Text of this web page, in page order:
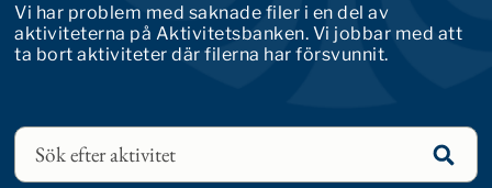
Vi har problem med saknade filer i en del av
aktiviteterna på Aktivitetsbanken. Vi jobbar med att
ta bort aktiviteter där filerna har försvunnit.